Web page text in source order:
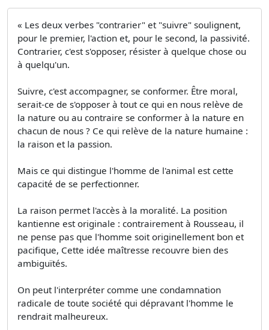
« Les deux verbes "contrarier" et "suivre" soulignent,
pour le premier, l'action et, pour le second, la passivité.
Contrarier, c'est s'opposer, résister à quelque chose ou
à quelqu'un.
Suivre, c'est accompagner, se conformer. Être moral,
serait-ce de s'opposer à tout ce qui en nous relève de
la nature ou au contraire se conformer à la nature en
chacun de nous ? Ce qui relève de la nature humaine :
la raison et la passion.
Mais ce qui distingue l'homme de l'animal est cette
capacité de se perfectionner.
La raison permet l'accès à la moralité. La position
kantienne est originale : contrairement à Rousseau, il
ne pense pas que l'homme soit originellement bon et
pacifique, Cette idée maîtresse recouvre bien des
ambiguïtés.
On peut l'interpréter comme une condamnation
radicale de toute société qui dépravant l'homme le
rendrait malheureux.